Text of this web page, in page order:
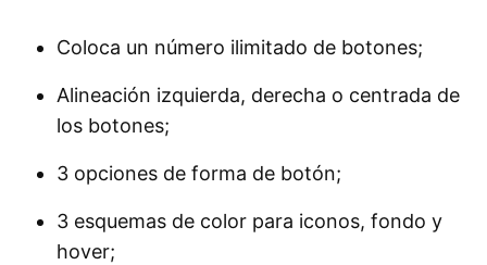
Coloca un número ilimitado de botones;
Alineación izquierda, derecha o centrada de
los botones;
3 opciones de forma de botón;
3 esquemas de color para iconos, fondo y
hover;